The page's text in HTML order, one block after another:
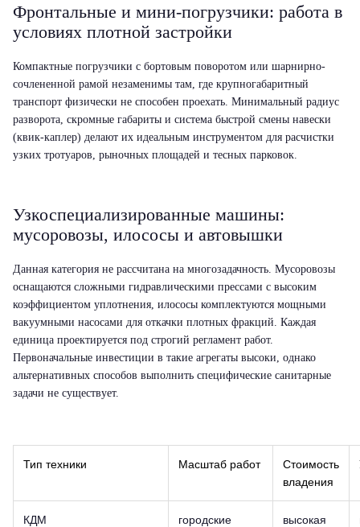
Фронтальные и мини-погрузчики: работа в
условиях плотной застройки
Компактные погрузчики с бортовым поворотом или шарнирно-
сочлененной рамой незаменимы там, где крупногабаритный
транспорт физически не способен проехать. Минимальный радиус
разворота, скромные габариты и система быстрой смены навески
(квик-каплер) делают их идеальным инструментом для расчистки
узких тротуаров, рыночных площадей и тесных парковок.
Узкоспециализированные машины:
мусоровозы, илососы и автовышки
Данная категория не рассчитана на многозадачность. Мусоровозы
оснащаются сложными гидравлическими прессами с высоким
коэффициентом уплотнения, илососы комплектуются мощными
вакуумными насосами для откачки плотных фракций. Каждая
единица проектируется под строгий регламент работ.
Первоначальные инвестиции в такие агрегаты высоки, однако
альтернативных способов выполнить специфические санитарные
задачи не существует.
Тип техники Масштаб работ
Стоимость
владения
КДМ
городские
высокая